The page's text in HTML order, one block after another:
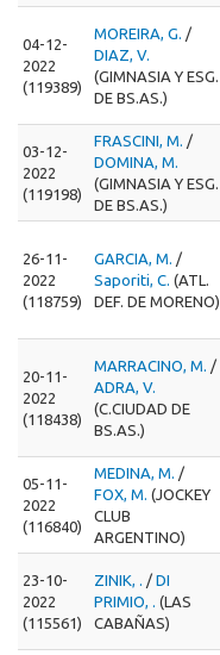
04-12-
2022
(119389)
MOREIRA, G. /
DIAZ, V.
(GIMNASIA Y ESG.
DE BS.AS.)
03-12-
2022
(119198)
FRASCINI, M. /
DOMINA, M.
(GIMNASIA Y ESG.
DE BS.AS.)
26-11-
2022
(118759)
GARCIA, M. /
Saporiti, C. (ATL.
DEF. DE MORENO)
20-11-
2022
(118438)
MARRACINO, M. /
ADRA, V.
(C.CIUDAD DE
BS.AS.)
05-11-
2022
(116840)
MEDINA, M. /
FOX, M. (JOCKEY
CLUB
ARGENTINO)
23-10-
2022
(115561)
ZINIK, . / DI
PRIMIO, . (LAS
CABAÑAS)